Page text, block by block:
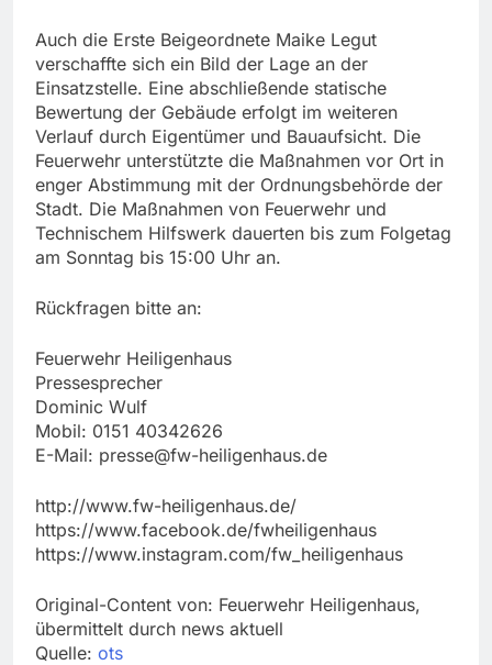
Auch die Erste Beigeordnete Maike Legut
verschaffte sich ein Bild der Lage an der
Einsatzstelle. Eine abschließende statische
Bewertung der Gebäude erfolgt im weiteren
Verlauf durch Eigentümer und Bauaufsicht. Die
Feuerwehr unterstützte die Maßnahmen vor Ort in
enger Abstimmung mit der Ordnungsbehörde der
Stadt. Die Maßnahmen von Feuerwehr und
Technischem Hilfswerk dauerten bis zum Folgetag
am Sonntag bis 15:00 Uhr an.
Rückfragen bitte an:
Feuerwehr Heiligenhaus
Pressesprecher
Dominic Wulf
Mobil: 0151 40342626
E-Mail: presse@fw-heiligenhaus.de
http://www.fw-heiligenhaus.de/
https://www.facebook.de/fwheiligenhaus
https://www.instagram.com/fw_heiligenhaus
Original-Content von: Feuerwehr Heiligenhaus,
übermittelt durch news aktuell
Quelle: ots